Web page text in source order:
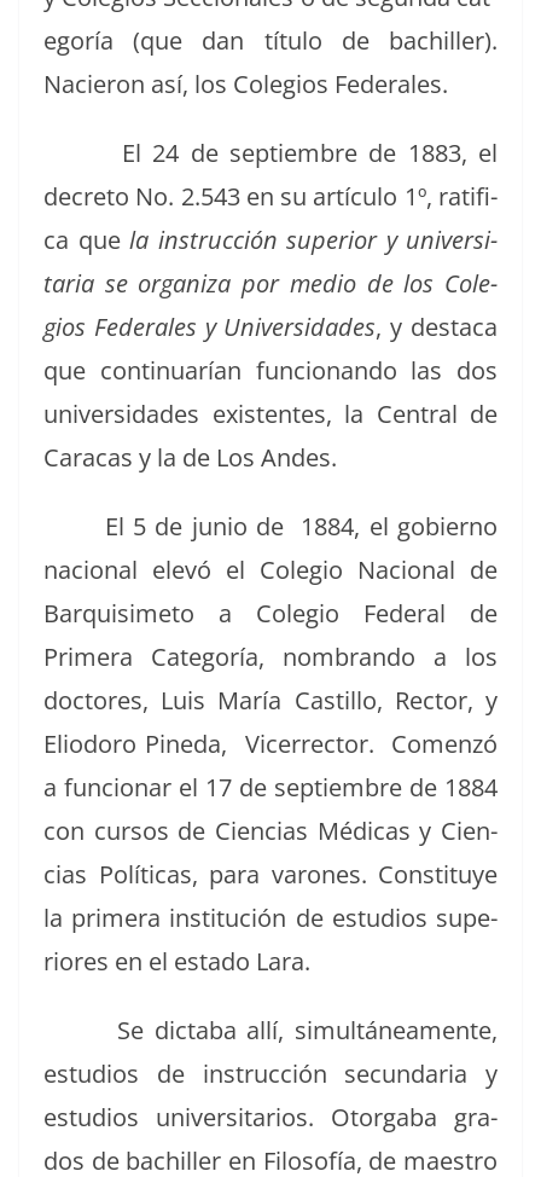
e­goría (que dan títu­lo de bachiller).
Nacieron así, los Cole­gios Federales.
El 24 de sep­tiem­bre de 1883, el
decre­to No. 2.543 en su artícu­lo 1º, rat­i­fi­
ca que la instruc­ción supe­ri­or y uni­ver­si­
taria se orga­ni­za por medio de los Cole­
gios Fed­erales y Uni­ver­si­dades, y desta­ca
que con­tin­uarían fun­cio­nan­do las dos
uni­ver­si­dades exis­tentes, la Cen­tral de
Cara­cas y la de Los Andes.
El 5 de junio de 1884, el gob­ier­no
nacional elevó el Cole­gio Nacional de
Bar­quisime­to a Cole­gio Fed­er­al de
Primera Cat­e­goría, nom­bran­do a los
doc­tores, Luis María Castil­lo, Rec­tor, y
Eliodoro Pine­da, Vicer­rec­tor. Comen­zó
a fun­cionar el 17 de sep­tiem­bre de 1884
con cur­sos de Cien­cias Médi­cas y Cien­
cias Políti­cas, para varones. Con­sti­tuye
la primera insti­tu­ción de estu­dios supe­
ri­ores en el esta­do Lara.
Se dicta­ba allí, simultánea­mente,
estu­dios de instruc­ción secun­daria y
estu­dios uni­ver­si­tar­ios. Otor­ga­ba gra­
dos de bachiller en Filosofía, de mae­stro